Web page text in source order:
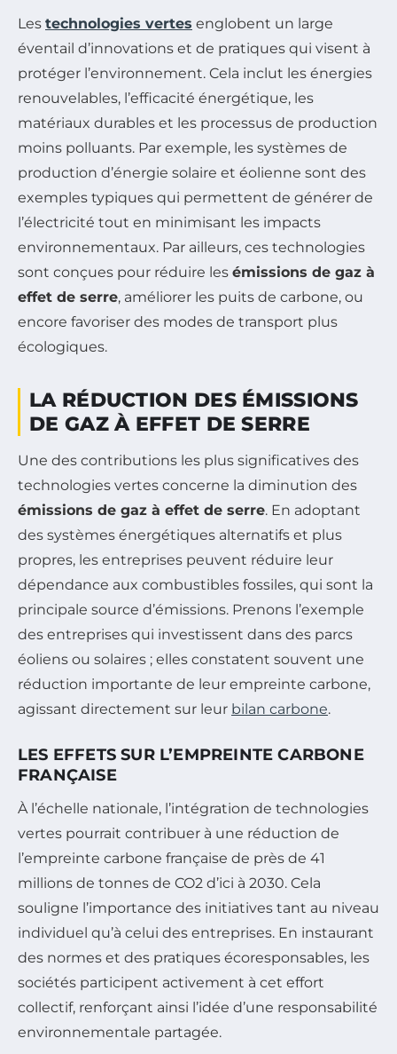
Les technologies vertes englobent un large
éventail d’innovations et de pratiques qui visent à
protéger l’environnement. Cela inclut les énergies
renouvelables, l’efficacité énergétique, les
matériaux durables et les processus de production
moins polluants. Par exemple, les systèmes de
production d’énergie solaire et éolienne sont des
exemples typiques qui permettent de générer de
l’électricité tout en minimisant les impacts
environnementaux. Par ailleurs, ces technologies
sont conçues pour réduire les émissions de gaz à
effet de serre, améliorer les puits de carbone, ou
encore favoriser des modes de transport plus
écologiques.
LA RÉDUCTION DES ÉMISSIONS
DE GAZ À EFFET DE SERRE
Une des contributions les plus significatives des
technologies vertes concerne la diminution des
émissions de gaz à effet de serre. En adoptant
des systèmes énergétiques alternatifs et plus
propres, les entreprises peuvent réduire leur
dépendance aux combustibles fossiles, qui sont la
principale source d’émissions. Prenons l’exemple
des entreprises qui investissent dans des parcs
éoliens ou solaires ; elles constatent souvent une
réduction importante de leur empreinte carbone,
agissant directement sur leur bilan carbone.
LES EFFETS SUR L’EMPREINTE CARBONE
FRANÇAISE
À l’échelle nationale, l’intégration de technologies
vertes pourrait contribuer à une réduction de
l’empreinte carbone française de près de 41
millions de tonnes de CO2 d’ici à 2030. Cela
souligne l’importance des initiatives tant au niveau
individuel qu’à celui des entreprises. En instaurant
des normes et des pratiques écoresponsables, les
sociétés participent activement à cet effort
collectif, renforçant ainsi l’idée d’une responsabilité
environnementale partagée.